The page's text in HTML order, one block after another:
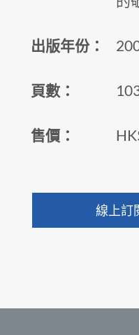
出版年份：
頁數：
售價：
線上訂